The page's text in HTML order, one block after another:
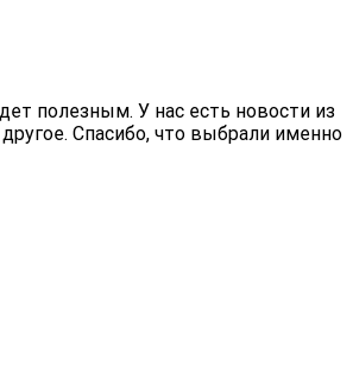
полезным. У нас есть новости из
Спасибо, что выбрали именно